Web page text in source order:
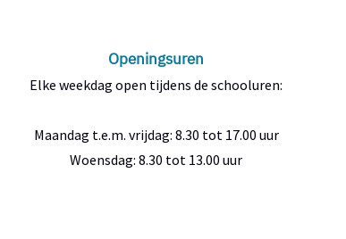
Openingsuren
Elke weekdag open tijdens de schooluren:
Maandag t.e.m. vrijdag: 8.30 tot 17.00 uur
Woensdag: 8.30 tot 13.00 uur